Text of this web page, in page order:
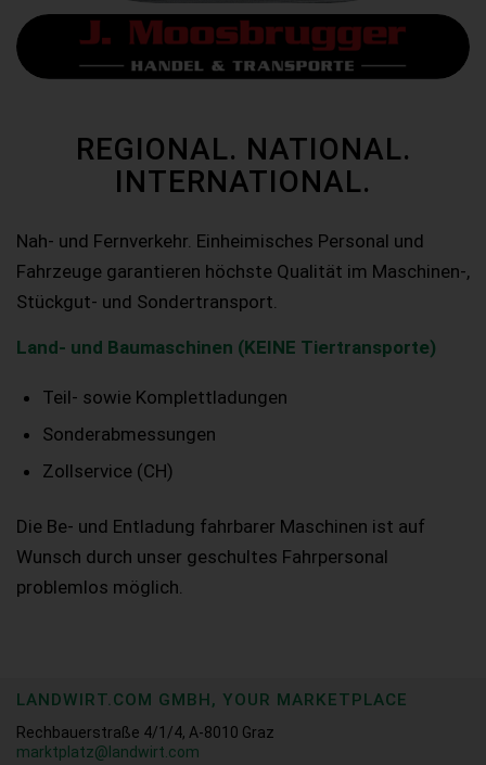
REGIONAL. NATIONAL.
INTERNATIONAL.
Nah- und Fernverkehr. Einheimisches Personal und
Fahrzeuge garantieren höchste Qualität im Maschinen-,
Stückgut- und Sondertransport.
Land- und Baumaschinen (KEINE Tiertransporte)
Teil- sowie Komplettladungen
Sonderabmessungen
Zollservice (CH)
Die Be- und Entladung fahrbarer Maschinen ist auf
Wunsch durch unser geschultes Fahrpersonal
problemlos möglich.
LANDWIRT.COM GMBH, YOUR MARKETPLACE
Rechbauerstraße 4/1/4, A-8010 Graz
marktplatz@landwirt.com